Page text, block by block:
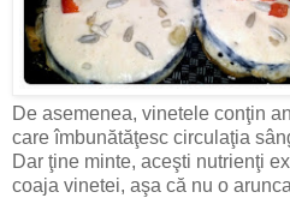
De asemenea, vinetele conţin
care îmbunătăţesc circulaţia
Dar ţine minte, aceşti nutrienţi
coaja vinetei, aşa că nu o